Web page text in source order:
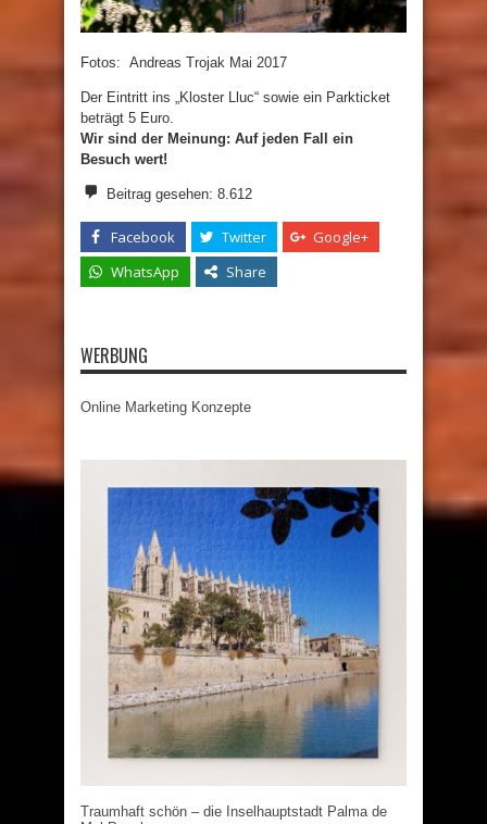
Fotos: Andreas Trojak Mai 2017
Der Eintritt ins „Kloster Lluc“ sowie ein Parkticket
beträgt 5 Euro.
Wir sind der Meinung: Auf jeden Fall ein
Besuch wert!
Beitrag gesehen: 8.612
Facebook Twitter
Google+
WhatsApp
Share
WERBUNG
Online Marketing Konzepte
Traumhaft schön – die Inselhauptstadt Palma de